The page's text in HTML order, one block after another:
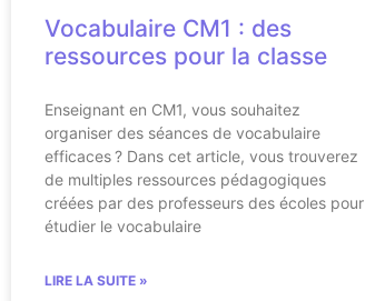
Vocabulaire CM1 : des
ressources pour la classe
Enseignant en CM1, vous souhaitez
organiser des séances de vocabulaire
efficaces ? Dans cet article, vous trouverez
de multiples ressources pédagogiques
créées par des professeurs des écoles pour
étudier le vocabulaire
LIRE LA SUITE »